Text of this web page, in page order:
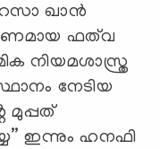
ഖാൻ
ഫത്‌വ
നിയമശാസ്ത്ര
നേടിയ
മുപ്പത്
ഇന്നും ഹനഫി